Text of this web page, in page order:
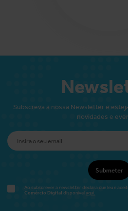
Subscreva a nossa Newsletter e
novidades e
Submeter
Ao subscrever a newsletter declara que leu e
Comércio Digital disponível aqui.